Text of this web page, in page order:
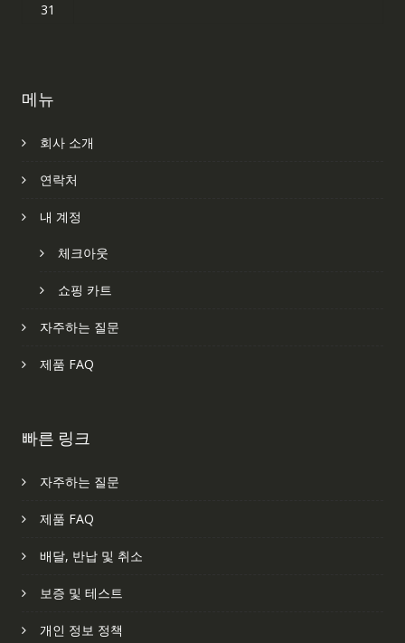
31
메뉴
회사 소개
연락처
내 계정
체크아웃
쇼핑 카트
자주하는 질문
제품 FAQ
빠른 링크
자주하는 질문
제품 FAQ
배달, 반납 및 취소
보증 및 테스트
개인 정보 정책